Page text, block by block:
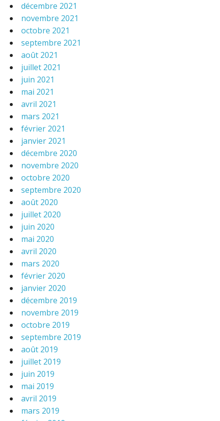
décembre 2021
novembre 2021
octobre 2021
septembre 2021
août 2021
juillet 2021
juin 2021
mai 2021
avril 2021
mars 2021
février 2021
janvier 2021
décembre 2020
novembre 2020
octobre 2020
septembre 2020
août 2020
juillet 2020
juin 2020
mai 2020
avril 2020
mars 2020
février 2020
janvier 2020
décembre 2019
novembre 2019
octobre 2019
septembre 2019
août 2019
juillet 2019
juin 2019
mai 2019
avril 2019
mars 2019